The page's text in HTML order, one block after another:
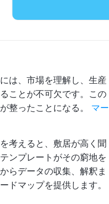
は、市場を理解し、生産
ことが不可欠です。この
整ったことになる。 マー
考えると、敷居が高く聞
ンプレートがその窮地を
らデータの収集、解釈ま
ドマップを提供します。